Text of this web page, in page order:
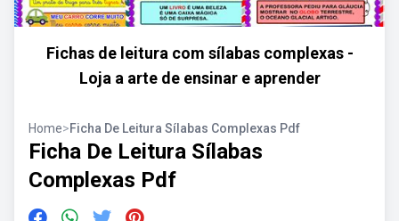
Fichas de leitura com sílabas complexas -
Loja a arte de ensinar e aprender
Home>Ficha De Leitura Sílabas Complexas Pdf
Ficha De Leitura Sílabas
Complexas Pdf